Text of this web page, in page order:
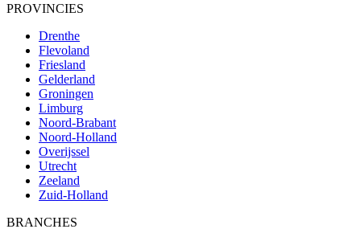
PROVINCIES
Drenthe
Flevoland
Friesland
Gelderland
Groningen
Limburg
Noord-Brabant
Noord-Holland
Overijssel
Utrecht
Zeeland
Zuid-Holland
BRANCHES